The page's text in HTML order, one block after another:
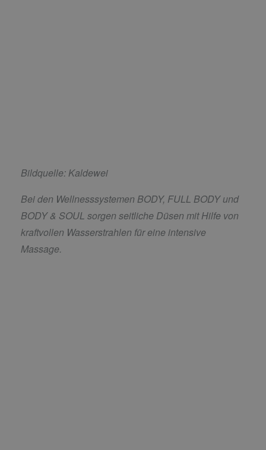
Bildquelle: Kaldewei
Bei den Wellnesssystemen BODY, FULL BODY und
BODY & SOUL sorgen seitliche Düsen mit Hilfe von
kraftvollen Wasserstrahlen für eine intensive
Massage.